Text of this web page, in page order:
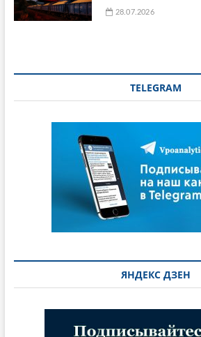
28.07.2026
TELEGRAM
ЯНДЕКС ДЗЕН